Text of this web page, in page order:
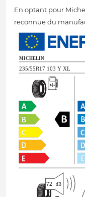
En optant pour
reconnue du